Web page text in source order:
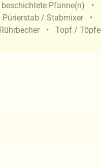
beschichtete Pfanne(n)
Pürierstab / Stabmixer
Rührbecher
Topf / Töpfe